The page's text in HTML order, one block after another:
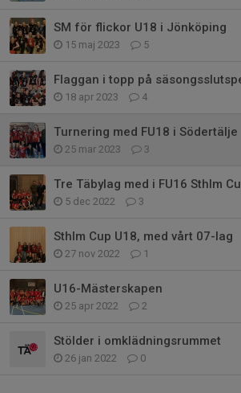
SM för flickor U18 i Jönköping
15 maj 2023 5
Flaggan i topp på
18 apr 2023 4
Turnering med FU18 i Södertälje
25 mar 2023 3
Tre Täbylag med i FU16 Sthlm
5 dec 2022 3
Sthlm Cup U18, med vårt 07-lag
27 nov 2022 1
U16-Mästerskapen
25 apr 2022 2
Stölder i omklädningsrummet
26 jan 2022 0